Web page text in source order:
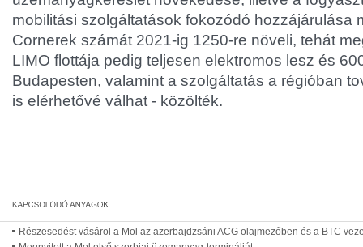
mobilitási szolgáltatások fokozódó hozzájárulása
Cornerek számát 2021-ig 1250-re növeli, tehát
LIMO flottája pedig teljesen elektromos lesz és
Budapesten, valamint a szolgáltatás a régióban
is elérhetővé válhat - közölték.
Részesedést vásárol a Mol az azerbajdzsáni ACG olajmezőben és a BTC